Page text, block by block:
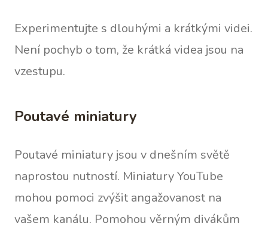
Experimentujte s dlouhými a krátkými videi.
Není pochyb o tom, že krátká videa jsou na
vzestupu.
Poutavé miniatury
Poutavé miniatury jsou v dnešním světě
naprostou nutností. Miniatury YouTube
mohou pomoci zvýšit angažovanost na
vašem kanálu. Pomohou věrným divákům